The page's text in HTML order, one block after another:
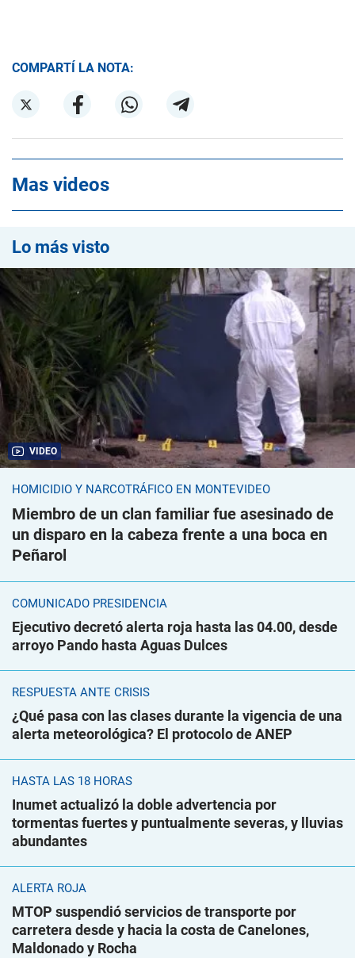
COMPARTÍ LA NOTA:
Mas videos
Lo más visto
VIDEO
HOMICIDIO Y NARCOTRÁFICO EN MONTEVIDEO
Miembro de un clan familiar fue asesinado de
un disparo en la cabeza frente a una boca en
Peñarol
COMUNICADO PRESIDENCIA
Ejecutivo decretó alerta roja hasta las 04.00, desde
arroyo Pando hasta Aguas Dulces
RESPUESTA ANTE CRISIS
¿Qué pasa con las clases durante la vigencia de una
alerta meteorológica? El protocolo de ANEP
HASTA LAS 18 HORAS
Inumet actualizó la doble advertencia por
tormentas fuertes y puntualmente severas, y lluvias
abundantes
ALERTA ROJA
MTOP suspendió servicios de transporte por
carretera desde y hacia la costa de Canelones,
Maldonado y Rocha